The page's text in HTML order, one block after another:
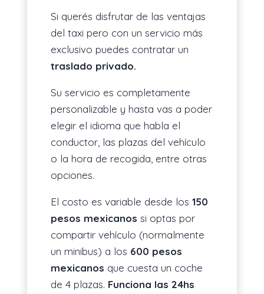
Si querés disfrutar de las ventajas
del taxi pero con un servicio más
exclusivo puedes contratar un
traslado privado.
Su servicio es completamente
personalizable y hasta vas a poder
elegir el idioma que habla el
conductor, las plazas del vehículo
o la hora de recogida, entre otras
opciones.
El costo es variable desde los 150
pesos mexicanos si optas por
compartir vehículo (normalmente
un minibus) a los 600 pesos
mexicanos que cuesta un coche
de 4 plazas. Funciona las 24hs